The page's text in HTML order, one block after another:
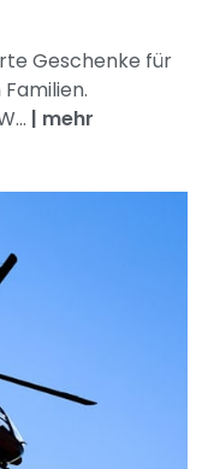
Geschenke für
| mehr